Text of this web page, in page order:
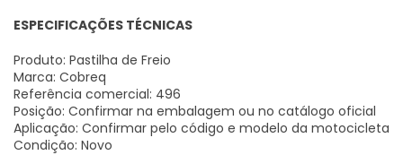
ESPECIFICAÇÕES TÉCNICAS
Produto: Pastilha de Freio
Marca: Cobreq
Referência comercial: 496
Posição: Confirmar na embalagem ou no catálogo oficial
Aplicação: Confirmar pelo código e modelo da motocicleta
Condição: Novo